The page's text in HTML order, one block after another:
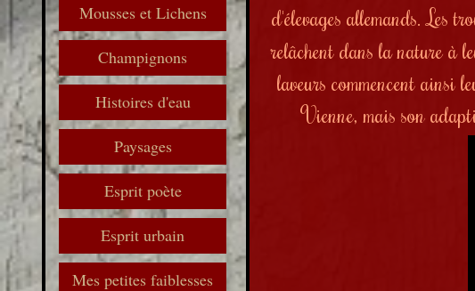
Mousses et Lichens
Champignons
Histoires d'eau
Paysages
Esprit poète
Esprit urbain
Mes petites faiblesses
d'élevages allemands. Les
relâchent dans la nature à
laveurs commencent ainsi
Vienne, mais son